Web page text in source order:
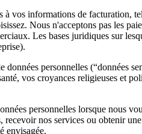
vos informations de facturation,
Nous n'acceptons pas les
Les bases juridiques sur
personnelles (“données
vos croyances religieuses et
personnelles lorsque nous
nos services ou obtenir
envisagée.